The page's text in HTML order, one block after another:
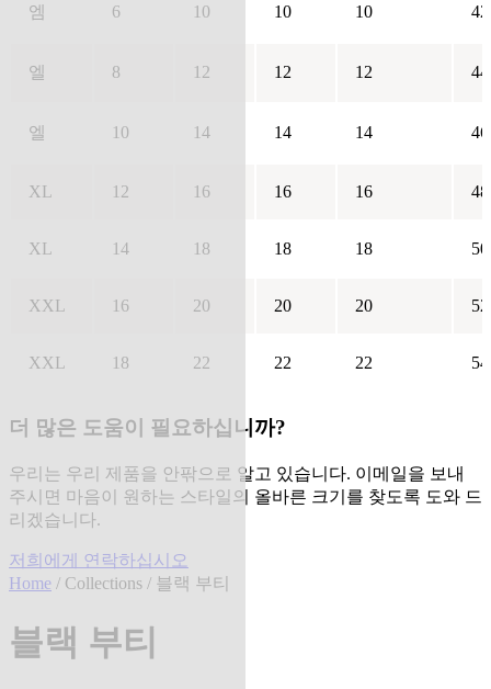
엠 6 10 10 10 42
엘 8 12 12 12 44
엘 10 14 14 14 46
XL 12 16 16 16 48
XL 14 18 18 18 50
XXL 16 20 20 20 52
XXL 18 22 22 22 54
더 많은 도움이 필요하십니까?
우리는 우리 제품을 안팎으로 알고 있습니다. 이메일을 보내
주시면 마음이 원하는 스타일의 올바른 크기를 찾도록 도와 드
리겠습니다.
저희에게 연락하십시오
Home / Collections / 블랙 부티
블랙 부티